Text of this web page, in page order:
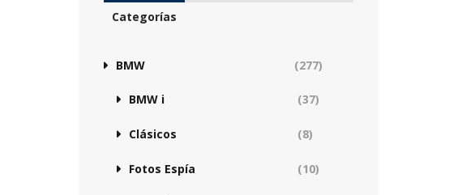
Categorías
BMW (277)
BMW i (37)
Clásicos (8)
Fotos Espía (10)